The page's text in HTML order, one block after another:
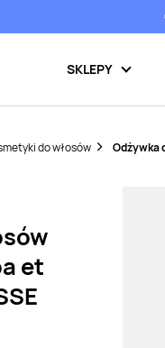
SKLEPY
do włosów Odżywka
et